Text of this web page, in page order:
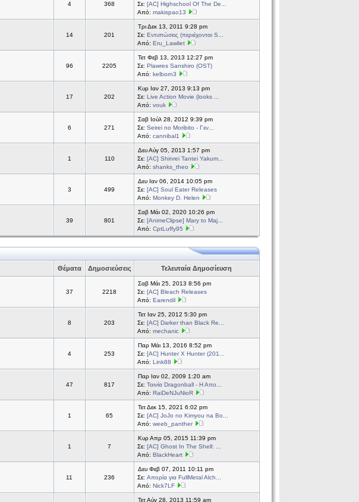
4 368
Σε: [AC] Highschool Of The De...
Από: makispao13
14 201
Τρι Δεκ 13, 2011 9:28 pm
Σε: Εντυπώσεις (περιέχονται S...
Από: Eru_Lawliet
96 2205
Τετ Φεβ 13, 2013 12:27 pm
Σε: Plawres Sanshiro (OST)
Από: kelborn3
17 202
Κυρ Ιαν 27, 2013 9:13 pm
Σε: Live Action Movie (looks ...
Από: vouk
6 271
Σαβ Ιούλ 28, 2012 9:39 pm
Σε: Seirei no Moribito - Γεν...
Από: cannibal1
1 110
Δευ Αύγ 05, 2013 1:57 pm
Σε: [AC] Shinrei Tantei Yakum...
Από: shanks_theo
3 499
Δευ Ιαν 06, 2014 10:05 pm
Σε: [AC] Soul Eater Releases
Από: Monkey D. Helen
39 801
Σαβ Μάι 02, 2020 10:26 pm
Σε: [AnimeClipse] Mary to Maj...
Από: CptLuffy95
Θέματα Δημοσιεύσεις Τελευταία Δημοσίευση
37 2218
Σαβ Μάι 25, 2013 8:56 pm
Σε: [AC] Bleach Releases
Από: Earendil
8 203
Τετ Ιαν 25, 2012 5:30 pm
Σε: [ΑC] Darker than Black Re...
Από: mechanic
4 253
Παρ Μάι 13, 2016 8:52 pm
Σε: [AC] Hunter X Hunter (201...
Από: Link88
47 817
Παρ Ιαν 02, 2009 1:20 am
Σε: Ταινία Dragonball - Η Απο...
Από: RaiDeNJuNioR
1 65
Τετ Δεκ 15, 2021 6:02 pm
Σε: [AC] JoJo no Kimyou na Bo...
Από: weeb_panther
1 7
Κυρ Απρ 05, 2015 11:39 pm
Σε: [AC] Ghost In The Shell: ...
Από: BlackHeart
11 236
Δευ Φεβ 07, 2011 10:11 pm
Σε: Απορία για FullMetal Alch...
Από: Nick7LF
Τετ Αύγ 28, 2013 11:59 am